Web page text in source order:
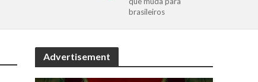
brasileiros
Advertisement